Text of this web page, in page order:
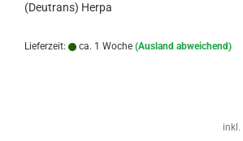
(Deutrans) Herpa
Lieferzeit: ca. 1 Woche (Ausland abweichend)
inkl.